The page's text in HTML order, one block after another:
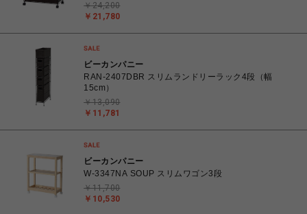
￥21,780
￥24,200
ビーカンパニー
RAN-2407DBR スリムランドリーラック4段（幅
15cm）
￥11,781
￥13,090
ビーカンパニー
W-3347NA SOUP スリムワゴン3段
￥10,530
￥11,700